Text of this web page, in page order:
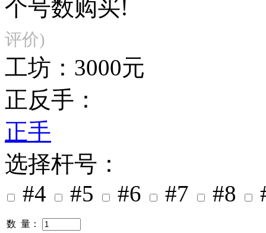
评价)
工坊： 3000元
正反手：
正手
选择杆号：
#4
#5 #6 #7 #8
数 量：